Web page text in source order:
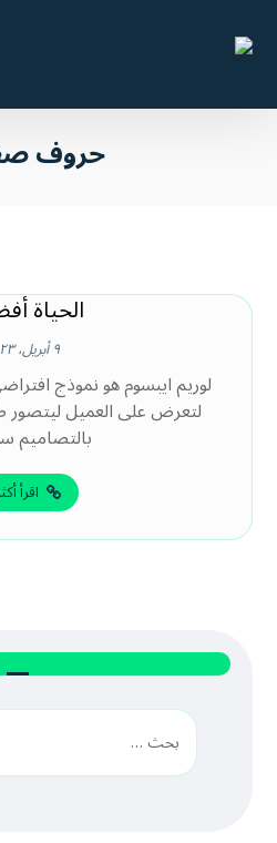
حروف
الحياة
٩ أبريل، ٢٠٢٣
لوريم ايبسوم هو نموذج
لتعرض على العميل
بالتصاميم
اقرأ